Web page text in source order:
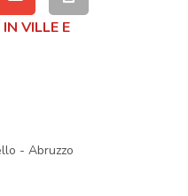
VILLE E
- Abruzzo